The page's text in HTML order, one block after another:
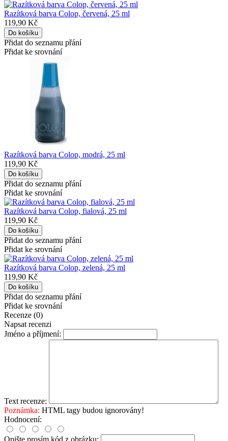
Razítková barva Colop, červená, 25 ml
119,90 Kč
Přidat do seznamu přání
Přidat ke srovnání
Razítková barva Colop, modrá, 25 ml
119,90 Kč
Přidat do seznamu přání
Přidat ke srovnání
Razítková barva Colop, fialová, 25 ml
119,90 Kč
Přidat do seznamu přání
Přidat ke srovnání
Razítková barva Colop, zelená, 25 ml
119,90 Kč
Přidat do seznamu přání
Přidat ke srovnání
Recenze (0)
Napsat recenzi
Jméno a příjmení:
Text recenze:
Poznámka: HTML tagy budou ignorovány!
Hodnocení:
Opište prosím kód z obrázku: